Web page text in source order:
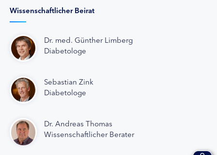
Wissenschaftlicher Beirat
Dr. med. Günther Limberg
Diabetologe
Sebastian Zink
Diabetologe
Dr. Andreas Thomas
Wissenschaftlicher Berater